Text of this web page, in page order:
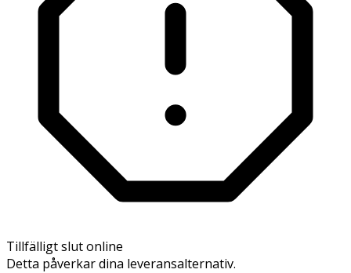
Tillfälligt slut online
Detta påverkar dina leveransalternativ.